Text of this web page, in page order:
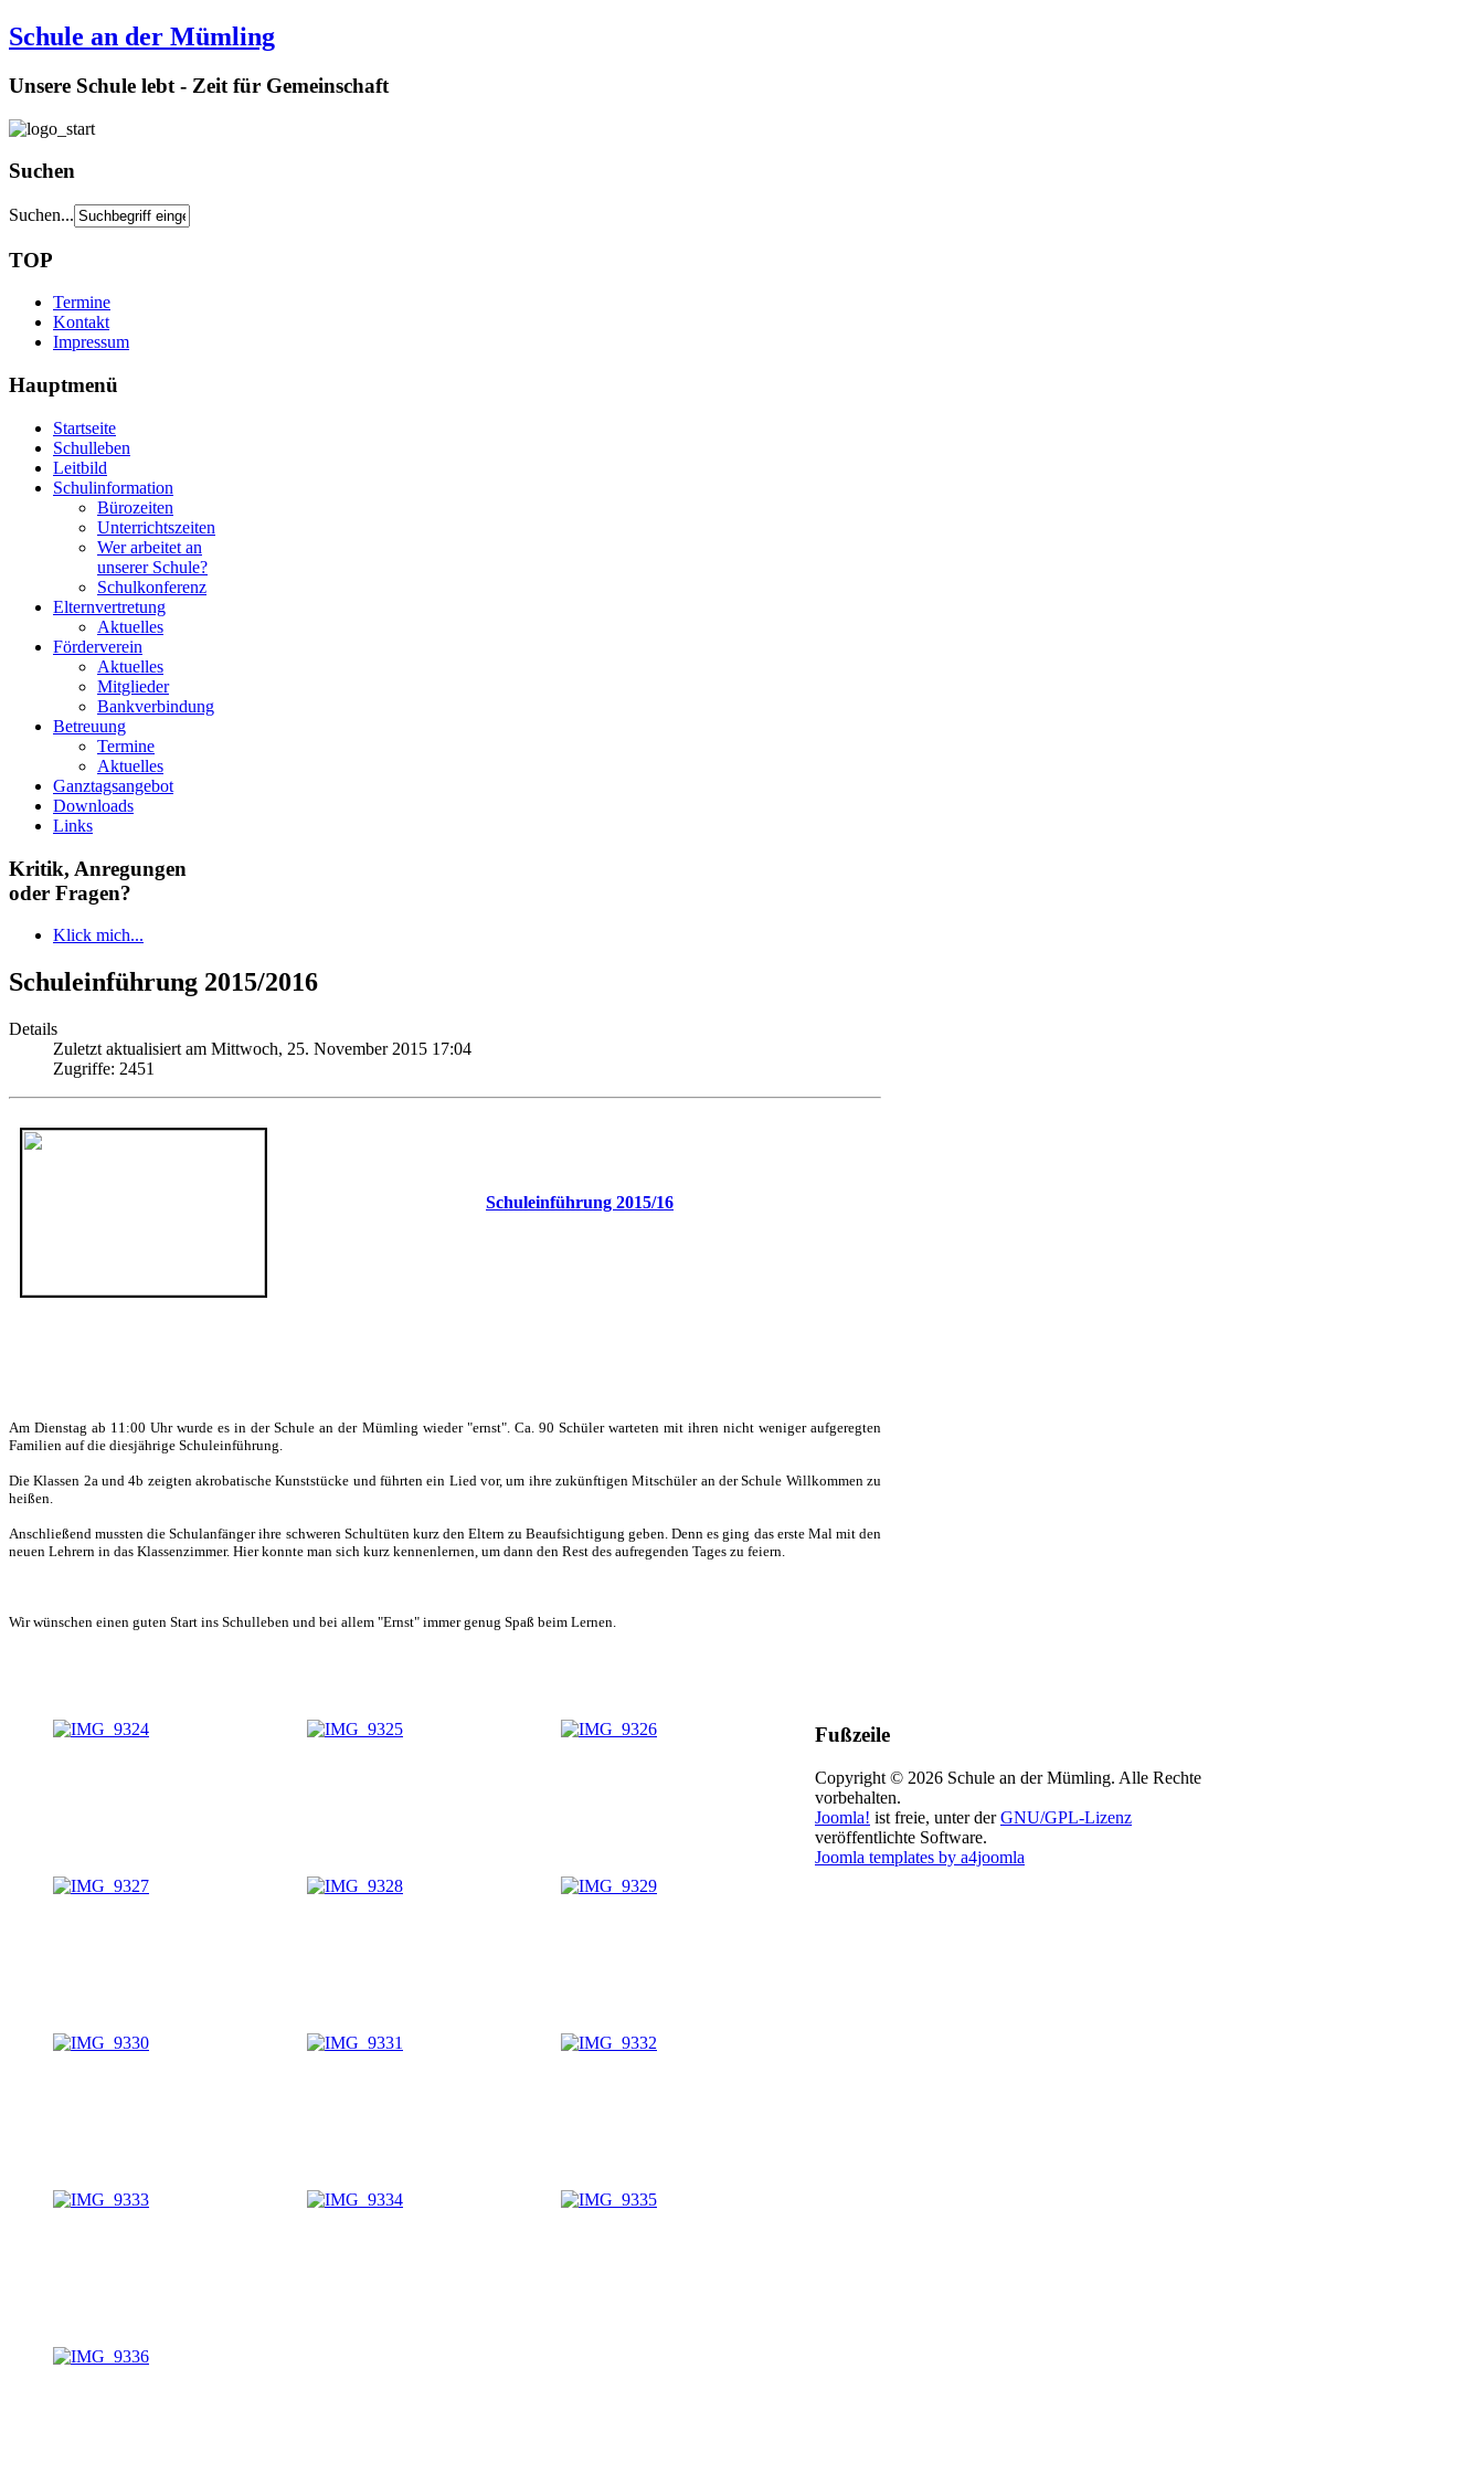
Schule an der Mümling
Unsere Schule lebt - Zeit für Gemeinschaft
Suchen
Suchen...
TOP
Termine
Kontakt
Impressum
Hauptmenü
Startseite
Schulleben
Leitbild
Schulinformation
Bürozeiten
Unterrichtszeiten
Wer arbeitet an
unserer Schule?
Schulkonferenz
Elternvertretung
Aktuelles
Förderverein
Aktuelles
Mitglieder
Bankverbindung
Betreuung
Termine
Aktuelles
Ganztagsangebot
Downloads
Links
Kritik, Anregungen
oder Fragen?
Klick mich...
Schuleinführung 2015/2016
Details
Zuletzt aktualisiert am Mittwoch, 25. November 2015 17:04
Zugriffe: 2451
Schuleinführung 2015/16
Am Dienstag ab 11:00 Uhr wurde es in der Schule an der Mümling wieder "ernst". Ca. 90 Schüler warteten mit ihren nicht weniger aufgeregten
Familien auf die diesjährige Schuleinführung.
Die Klassen 2a und 4b zeigten akrobatische Kunststücke und führten ein Lied vor, um ihre zukünftigen Mitschüler an der Schule Willkommen zu
heißen.
Anschließend mussten die Schulanfänger ihre schweren Schultüten kurz den Eltern zu Beaufsichtigung geben. Denn es ging das erste Mal mit den
neuen Lehrern in das Klassenzimmer. Hier konnte man sich kurz kennenlernen, um dann den Rest des aufregenden Tages zu feiern.
Wir wünschen einen guten Start ins Schulleben und bei allem "Ernst" immer genug Spaß beim Lernen.
Fußzeile
Copyright © 2026 Schule an der Mümling. Alle Rechte
vorbehalten.
Joomla! ist freie, unter derGNU/GPL-Lizenz
veröffentlichte Software.
Joomla templates by a4joomla